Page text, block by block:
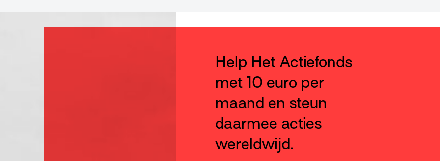
Help Het Actiefonds
met 10 euro per
maand en steun
daarmee acties
wereldwijd.